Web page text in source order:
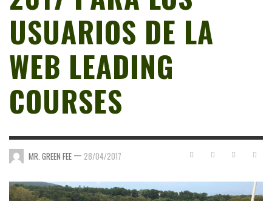
USUARIOS DE LA
WEB LEADING
COURSES
MR. GREEN FEE — 28/04/2017